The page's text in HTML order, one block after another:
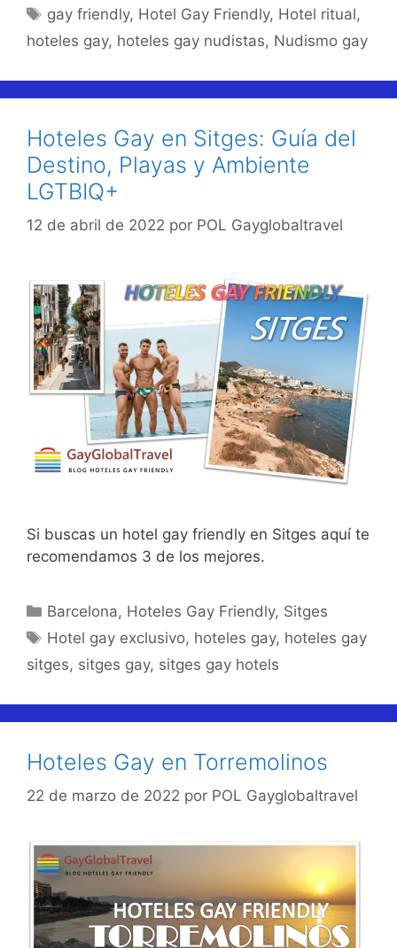
Etiquetas
gay friendly, Hotel Gay Friendly, Hotel ritual,
hoteles gay, hoteles gay nudistas, Nudismo gay
Hoteles Gay en Sitges: Guía del
Destino, Playas y Ambiente
LGTBIQ+
12 de abril de 2022 por POL Gayglobaltravel
Si buscas un hotel gay friendly en Sitges aquí te
recomendamos 3 de los mejores.
Categorías
Barcelona, Hoteles Gay Friendly, Sitges
Etiquetas
Hotel gay exclusivo, hoteles gay, hoteles gay
sitges, sitges gay, sitges gay hotels
Hoteles Gay en Torremolinos
22 de marzo de 2022 por POL Gayglobaltravel